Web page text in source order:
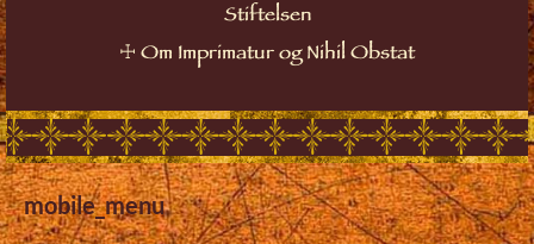
Stiftelsen
☩ Om Imprimatur og Nihil Obstat
mobile_menu